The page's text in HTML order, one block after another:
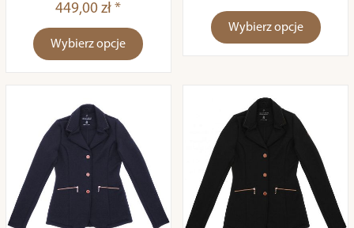
449,00 zł *
Wybierz opcje
Wybierz opcje